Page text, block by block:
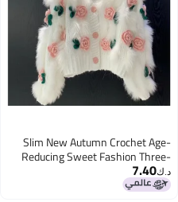
3
Slim New Autumn Crochet Age-
Reducing Sweet Fashion Three-
Dimensional Splicing High-Neck
Long-Sleeved Flower New Style
د.ك‏7.40